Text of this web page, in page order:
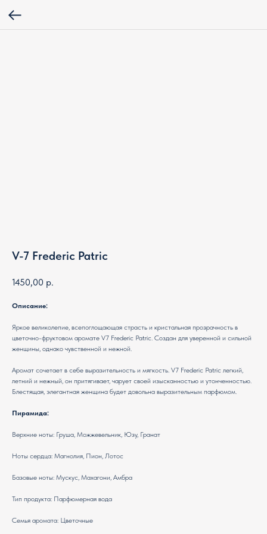
V-7 Frederic Patric
1450,00 р.
Описание:
Яркое великолепие, всепоглощающая страсть и кристальная прозрачность в
цветочно-фруктовом аромате V7 Frederic Patric. Создан для уверенной и сильной
женщины, однако чувственной и нежной.
Аромат сочетает в себе выразительность и мягкость. V7 Frederic Patric легкий,
летний и нежный, он притягивает, чарует своей изысканностью и утонченностью.
Блестящая, элегантная женщина будет довольна выразительным парфюмом.
Пирамида:
Верхние ноты: Груша, Можжевельник, Юзу, Гранат
Ноты сердца: Магнолия, Пион, Лотос
Базовые ноты: Мускус, Махагони, Амбра
Тип продукта: Парфюмерная вода
Семья аромата: Цветочные